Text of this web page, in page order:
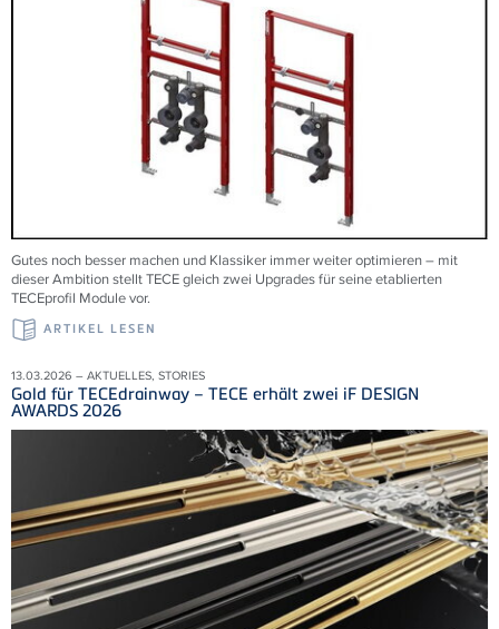
Gutes noch besser machen und Klassiker immer weiter optimieren – mit
dieser Ambition stellt TECE gleich zwei Upgrades für seine etablierten
TECEprofil Module vor.
ARTIKEL LESEN
13.03.2026 – AKTUELLES, STORIES
Gold für TECEdrainway – TECE erhält zwei iF DESIGN
AWARDS 2026